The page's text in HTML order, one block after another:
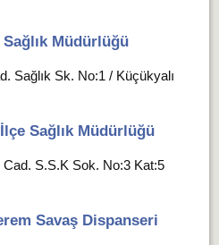
Müdürlüğü
Sağlık Sk. No:1 / Küçükyalı
Sağlık Müdürlüğü
Cad. S.S.K Sok. No:3 Kat:5
Savaş Dispanseri